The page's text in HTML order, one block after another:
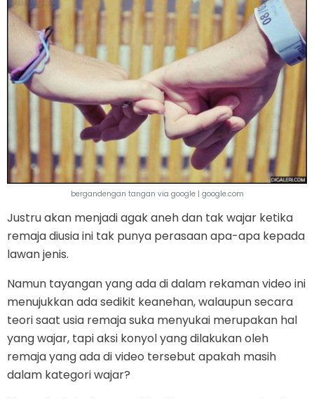
bergandengan tangan via google | google.com
Justru akan menjadi agak aneh dan tak wajar ketika
remaja diusia ini tak punya perasaan apa-apa kepada
lawan jenis.
Namun tayangan yang ada di dalam rekaman video ini
menujukkan ada sedikit keanehan, walaupun secara
teori saat usia remaja suka menyukai merupakan hal
yang wajar, tapi aksi konyol yang dilakukan oleh
remaja yang ada di video tersebut apakah masih
dalam kategori wajar?